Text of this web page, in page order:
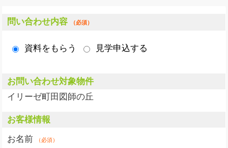
問い合わせ内容 （必須）
資料をもらう 見学申込する
お問い合わせ対象物件
イリーゼ町田図師の丘
お客様情報
お名前
（必須）